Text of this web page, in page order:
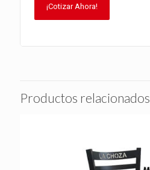
¡Cotizar Ahora!
Productos relacionados